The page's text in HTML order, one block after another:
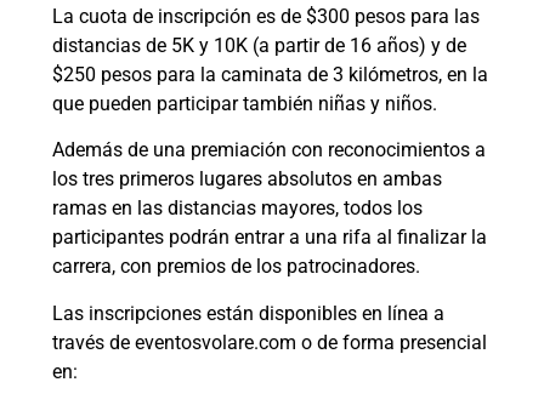
La cuota de inscripción es de $300 pesos para las
distancias de 5K y 10K (a partir de 16 años) y de
$250 pesos para la caminata de 3 kilómetros, en la
que pueden participar también niñas y niños.
Además de una premiación con reconocimientos a
los tres primeros lugares absolutos en ambas
ramas en las distancias mayores, todos los
participantes podrán entrar a una rifa al finalizar la
carrera, con premios de los patrocinadores.
Las inscripciones están disponibles en línea a
través de eventosvolare.com o de forma presencial
en: